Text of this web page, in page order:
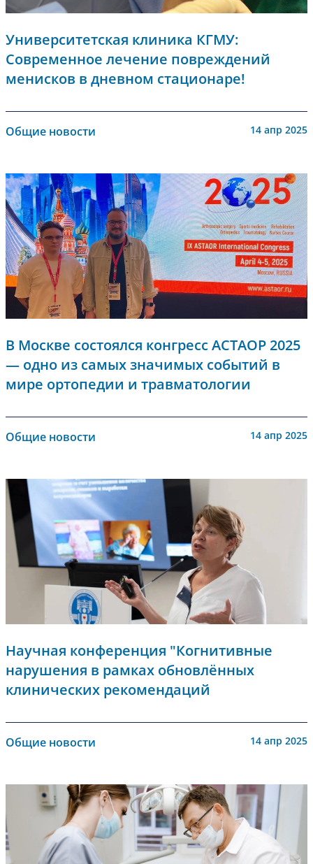
Университетская клиника КГМУ:
Современное лечение повреждений
менисков в дневном стационаре!
Общие новости 14 апр 2025
В Москве состоялся конгресс АСТАОР 2025
— одно из самых значимых событий в
мире ортопедии и травматологии
Общие новости 14 апр 2025
Научная конференция "Когнитивные
нарушения в рамках обновлëнных
клинических рекомендаций
Общие новости 14 апр 2025